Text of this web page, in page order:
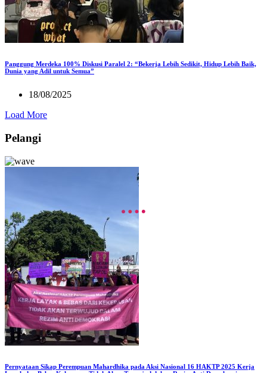
Panggung Merdeka 100% Diskusi Paralel 2: “Bekerja Lebih Sedikit, Hidup Lebih Baik,
Dunia yang Adil untuk Semua”
18/08/2025
Load More
Pelangi
Pernyataan Sikap Perempuan Mahardhika pada Aksi Nasional 16 HAKTP 2025 Kerja